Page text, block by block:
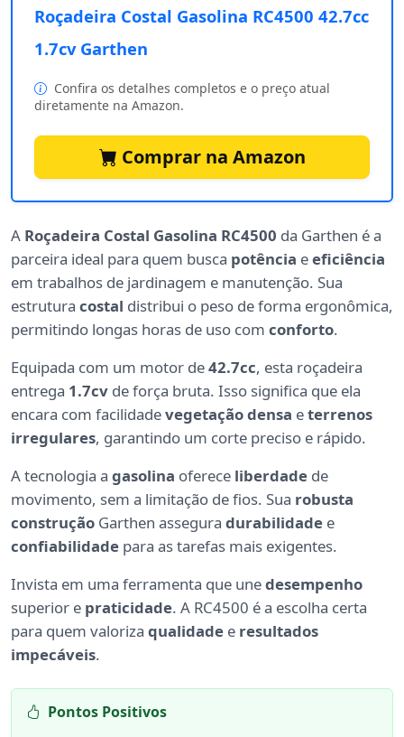
Roçadeira Costal Gasolina RC4500 42.7cc
1.7cv Garthen
Confira os detalhes completos e o preço atual
diretamente na Amazon.
Comprar na Amazon
A Roçadeira Costal Gasolina RC4500 da Garthen é a
parceira ideal para quem busca potência eeficiência
em trabalhos de jardinagem e manutenção. Sua
estrutura costal distribui o peso de forma ergonômica,
permitindo longas horas de uso com conforto.
Equipada com um motor de42.7cc, esta roçadeira
entrega 1.7cv de força bruta. Isso significa que ela
encara com facilidadevegetação densa eterrenos
irregulares, garantindo um corte preciso e rápido.
A tecnologia a gasolina oferece liberdade de
movimento, sem a limitação de fios. Sua robusta
construção Garthen assegura durabilidade e
confiabilidade para as tarefas mais exigentes.
Invista em uma ferramenta que unedesempenho
superior e praticidade. A RC4500 é a escolha certa
para quem valoriza qualidade e resultados
impecáveis.
Pontos Positivos